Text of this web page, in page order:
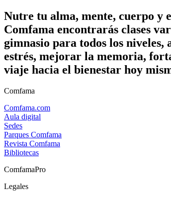
Nutre tu alma, mente, cuerpo y
Comfama encontrarás clases
gimnasio para todos los
estrés, mejorar la memoria,
viaje hacia el bienestar hoy
Comfama
Comfama.com
Aula digital
Sedes
Parques Comfama
Revista Comfama
Bibliotecas
ComfamaPro
Legales